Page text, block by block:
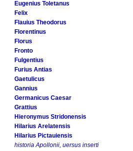
Eugenius Toletanus
Felix
Flauius Theodorus
Florentinus
Florus
Fronto
Fulgentius
Furius Antias
Gaetulicus
Gannius
Germanicus Caesar
Grattius
Hieronymus Stridonensis
Hilarius Arelatensis
Hilarius Pictauiensis
historia Apollonii, uersus inserti